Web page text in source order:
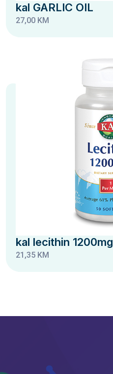
kal GARLIC OIL
27,00 KM
kal lecithin 1200mg
21,35 KM